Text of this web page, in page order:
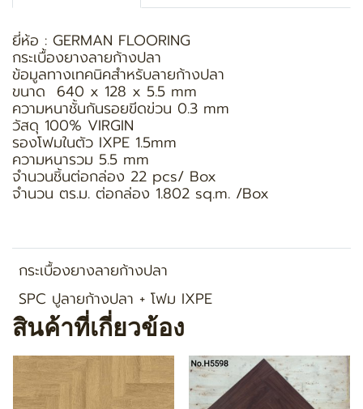
ยี่ห้อ : GERMAN FLOORING
กระเบื้องยางลายก้างปลา
ข้อมูลทางเทคนิคสำหรับลายก้างปลา
ขนาด 640 x 128 x 5.5 mm
ความหนาชั้นกันรอยขีดข่วน 0.3 mm
วัสดุ 100% VIRGIN
รองโฟมในตัว IXPE 1.5mm
ความหนารวม 5.5 mm
จำนวนชิ้นต่อกล่อง 22 pcs/ Box
จำนวน ตร.ม. ต่อกล่อง 1.802 sq.m. /Box
กระเบื้องยางลายก้างปลา
SPC ปูลายก้างปลา + โฟม IXPE
สินค้าที่เกี่ยวข้อง